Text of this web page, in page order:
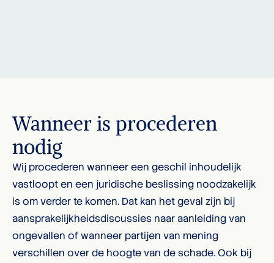
Wanneer is procederen
nodig
Wij procederen wanneer een geschil inhoudelijk
vastloopt en een juridische beslissing noodzakelijk
is om verder te komen. Dat kan het geval zijn bij
aansprakelijkheidsdiscussies naar aanleiding van
ongevallen of wanneer partijen van mening
verschillen over de hoogte van de schade. Ook bij